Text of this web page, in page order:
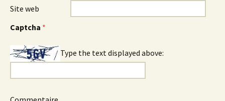
Site web
Captcha *
Type the text displayed above: